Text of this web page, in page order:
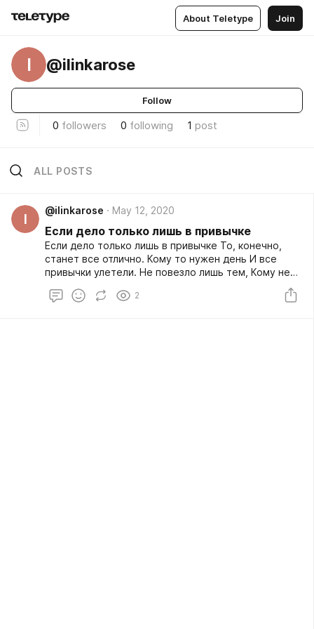
About Teletype Join
I @ilinkarose
Follow
0 followers 0 following 1 post
ALL POSTS
I
@ilinkarose May 12, 2020
Если дело только лишь в привычке
Если дело только лишь в привычке То, конечно,
станет все отлично. Кому то нужен день И все
привычки улетели. Не повезло лишь тем, Кому не
Непренужденно переменам улыбнуться. Легко так
2